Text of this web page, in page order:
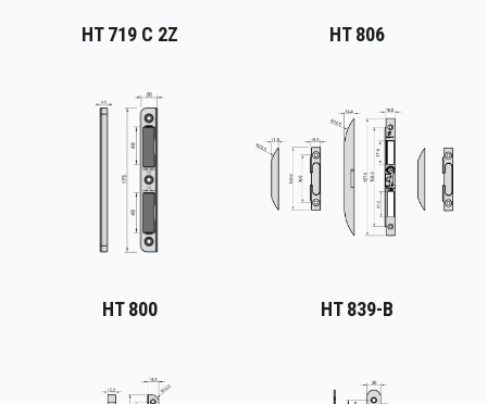
HT 719 C 2Z HT 806
HT 800 HT 839-B